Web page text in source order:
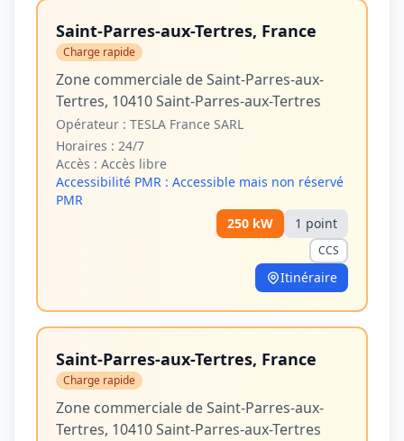
Saint-Parres-aux-Tertres, France
Charge rapide
Zone commerciale de Saint-Parres-aux-
Tertres, 10410 Saint-Parres-aux-Tertres
Opérateur : TESLA France SARL
Horaires : 24/7
Accès : Accès libre
Accessibilité PMR : Accessible mais non réservé
PMR
250 kW 1 point
CCS
Itinéraire
Saint-Parres-aux-Tertres, France
Charge rapide
Zone commerciale de Saint-Parres-aux-
Tertres, 10410 Saint-Parres-aux-Tertres